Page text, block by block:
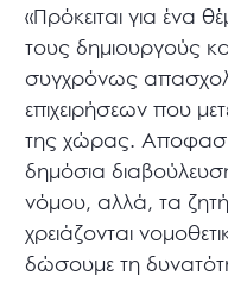
«Πρόκειται για ένα
τους δημιουργούς
συγχρόνως
επιχειρήσεων που
της χώρας.
δημόσια
νόμου, αλλά, τα
χρειάζονται
δώσουμε τη